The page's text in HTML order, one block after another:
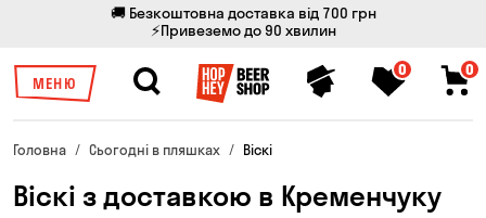
🚚 Безкоштовна доставка від 700 грн
⚡Привеземо до 90 хвилин
МЕНЮ
0 0
Головна Сьогодні в пляшках Віскі
Віскі з доставкою в Кременчуку